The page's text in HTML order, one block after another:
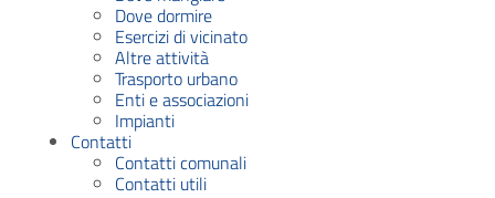
Dove dormire
Esercizi di vicinato
Altre attività
Trasporto urbano
Enti e associazioni
Impianti
Contatti
Contatti comunali
Contatti utili